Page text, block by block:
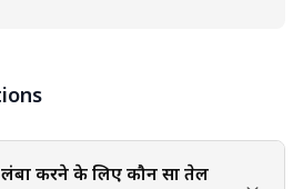
service, or information
take based on the information
is essential to exercise individual
करने के लिए कौन सा तेल